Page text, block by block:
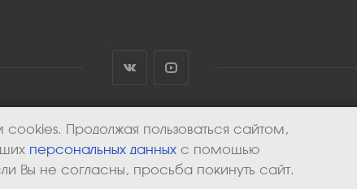
Продолжая пользоваться сайтом,
персональных данных с помощью
Вы не согласны, просьба покинуть сайт.